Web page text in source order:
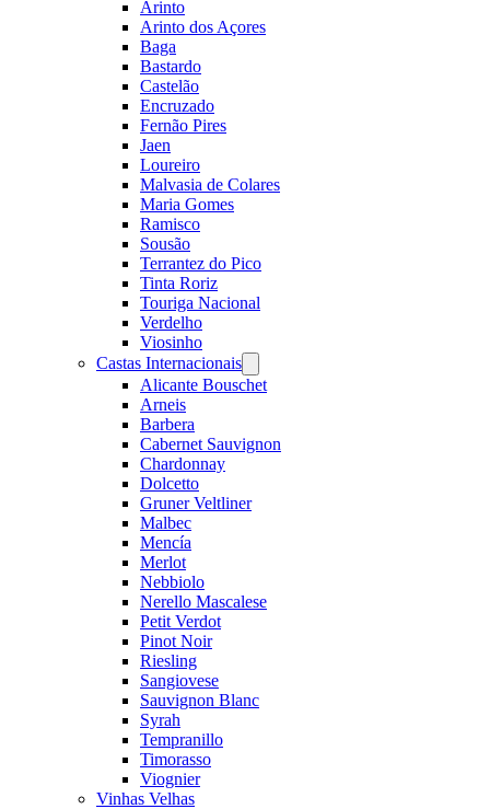
Arinto
Arinto dos Açores
Baga
Bastardo
Castelão
Encruzado
Fernão Pires
Jaen
Loureiro
Malvasia de Colares
Maria Gomes
Ramisco
Sousão
Terrantez do Pico
Tinta Roriz
Touriga Nacional
Verdelho
Viosinho
Castas Internacionais
menu
Alicante Bouschet
Arneis
Barbera
Cabernet Sauvignon
Chardonnay
Dolcetto
Gruner Veltliner
Malbec
Mencía
Merlot
Nebbiolo
Nerello Mascalese
Petit Verdot
Pinot Noir
Riesling
Sangiovese
Sauvignon Blanc
Syrah
Tempranillo
Timorasso
Viognier
Vinhas Velhas